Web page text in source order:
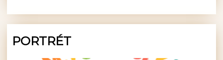
PORTRÉT